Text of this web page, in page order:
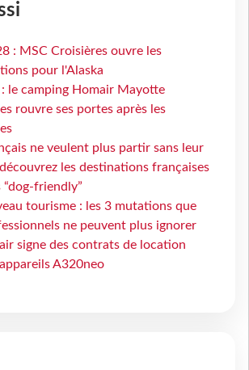
: MSC Croisières ouvre les
pour l'Alaska
: le camping Homair Mayotte
rouvre ses portes après les
ne veulent plus partir sans leur
les destinations françaises
“dog-friendly”
tourisme : les 3 mutations que
ne peuvent plus ignorer
signe des contrats de location
A320neo